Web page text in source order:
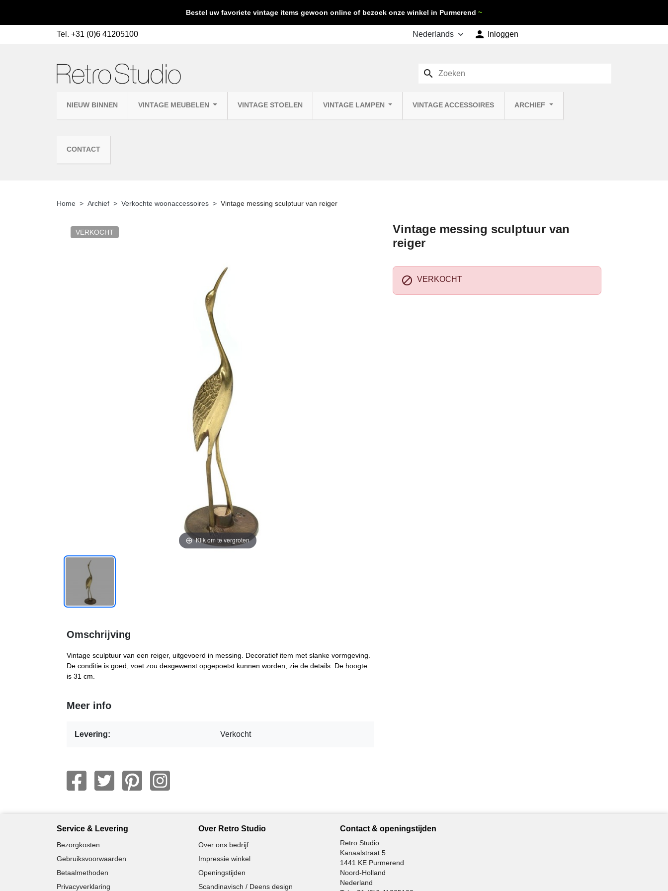
Bestel uw favoriete vintage items gewoon online of bezoek onze winkel in Purmerend ~
Tel. +31 (0)6 41205100  Inloggen
NIEUW BINNEN VINTAGE MEUBELEN VINTAGE STOELEN VINTAGE LAMPEN VINTAGE ACCESSOIRES ARCHIEF
CONTACT
search
Home Archief Verkochte woonaccessoires Vintage messing sculptuur van reiger
VERKOCHT
Klik om te vergroten
Vintage messing sculptuur van
reiger
 VERKOCHT
Omschrijving
Vintage sculptuur van een reiger, uitgevoerd in messing. Decoratief item met slanke vormgeving.
De conditie is goed, voet zou desgewenst opgepoetst kunnen worden, zie de details. De hoogte
is 31 cm.
Meer info
Levering: Verkocht
Service & Levering
Bezorgkosten
Gebruiksvoorwaarden
Betaalmethoden
Privacyverklaring
Over Retro Studio
Over ons bedrijf
Impressie winkel
Openingstijden
Scandinavisch / Deens design
Contact & openingstijden
Retro Studio
Kanaalstraat 5
1441 KE Purmerend
Noord-Holland
Nederland